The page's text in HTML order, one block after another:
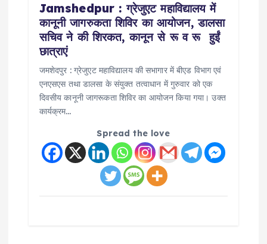
Jamshedpur : ग्रेजुएट महाविद्यालय में
कानूनी जागरुकता शिविर का आयोजन, डालसा
सचिव ने की शिरकत, कानून से रू व रू हुईं
छात्राएं
जमशेदपुर : ग्रेजुएट महाविद्यालय की सभागार में बीएड विभाग एवं
एनएसएस तथा डालसा के संयुक्त तत्वाधान में गुरुवार को एक
दिवसीय कानूनी जागरूकता शिविर का आयोजन किया गया। उक्त
कार्यक्रम…
Spread the love